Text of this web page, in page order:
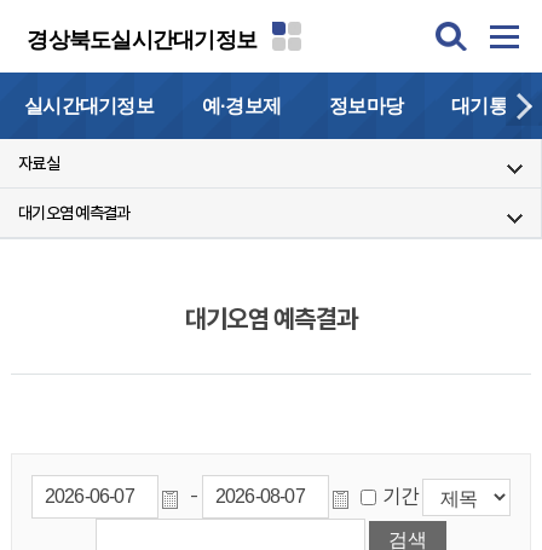
경상북도실시간대기정보
실시간대기정보 예·경보제 정보마당 대기통계
자료실
대기오염 예측결과
대기오염 예측결과
- 기간